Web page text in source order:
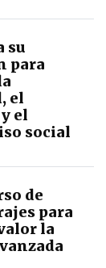
su
para
el
el
social
de
para
la